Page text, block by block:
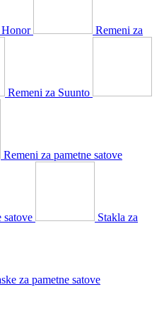
Honor Remeni za
Remeni za Suunto
Remeni za pametne satove
satove Stakla za
za pametne satove